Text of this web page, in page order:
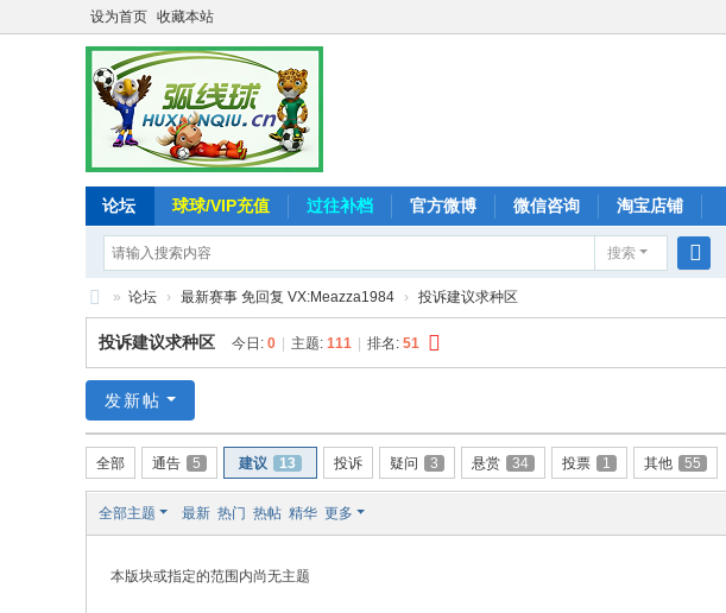
设为首页 收藏本站
论坛 球球/VIP充值 过往补档 官方微博 微信咨询 淘宝店铺
搜索
索
弧
线
-
追
求
极
» 论坛 › 最新赛事 免回复 VX:Meazza1984 › 投诉建议求种区
投诉建议求种区 今日: 0 主题: 111 排名: 51
发新帖
全部 通告 5 建议 13 投诉 疑问 3 悬赏 34 投票 1 其他 55
全部主题 最新 热门 热帖 精华 更多
本版块或指定的范围内尚无主题